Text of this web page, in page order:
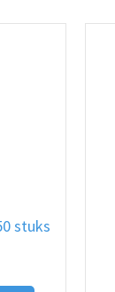
stuks